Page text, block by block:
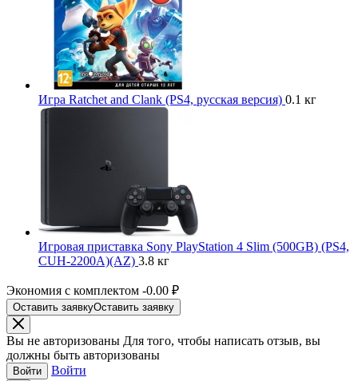
Игра Ratchet and Clank (PS4, русская версия) 0.1 кг
Игровая приставка Sony PlayStation 4 Slim (500GB) (PS4,
CUH-2200A)(AZ) 3.8 кг
Экономия с комплектом -0.00 ₽
Оставить заявкуОставить заявку
Вы не авторизованы Для того, чтобы написать отзыв, вы
должны быть авторизованы
Войти Войти